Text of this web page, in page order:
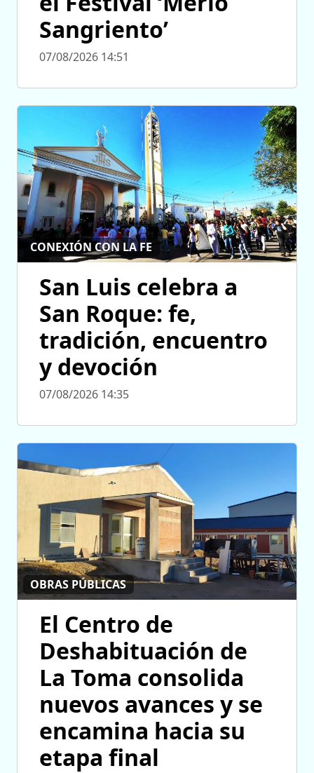
Sangriento’
07/08/2026 14:51
CONEXIÓN CON LA FE
San Luis celebra a
San Roque: fe,
tradición, encuentro
y devoción
07/08/2026 14:35
OBRAS PÚBLICAS
El Centro de
Deshabituación de
La Toma consolida
nuevos avances y se
encamina hacia su
etapa final